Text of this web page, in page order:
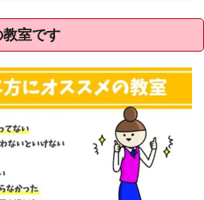
室です